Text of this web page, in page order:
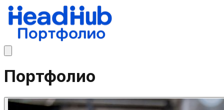
Портфолио